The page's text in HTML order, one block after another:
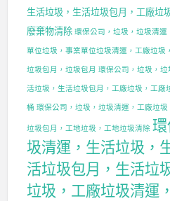
生活垃圾，生活垃圾包月，工廠垃
廢棄物清除 環保公司，垃圾，垃圾清
單位垃圾，事業單位垃圾清運，工廠垃
垃圾包月，垃圾包月 環保公司，垃圾，
活垃圾，生活垃圾包月，工廠垃圾，工廠
桶 環保公司，垃圾，垃圾清運，工廠垃
垃圾包月，工地垃圾，工地垃圾清除
圾清運，生活垃圾，
活垃圾包月，生活垃
垃圾，工廠垃圾清運